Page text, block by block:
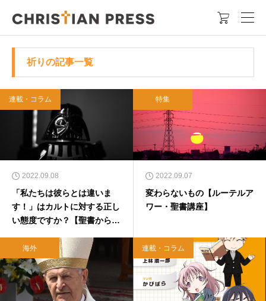

祈りの記事一覧
連載・コラム
2022.09.08
「私たちは彼らとは違いま
す！」はカルトに対する正し
い態度ですか？【聖書からよ
特集
2022.09.07
変わらないもの【ルーテルア
ワー・聖書講座】
海外 連載・コラム